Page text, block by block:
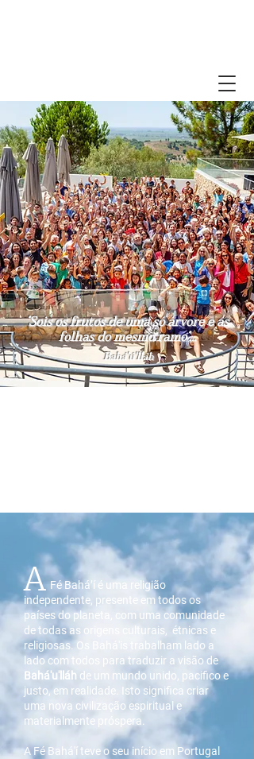
"Sois os frutos de uma só árvore e as
folhas do mesmo ramo"...
Bahá'ú'lláh
A
Fé Bahá’í é uma religião
independente, presente em todos os
países do planeta, com uma comunidade
de todas as origens culturais, étnicas e
religiosas. Os Bahá'is trabalham lado a
lado com todos para traduzir a visão de
Bahá'u'lláh de um mundo unido, pacifico e
justo, em realidade. Isto significa criar
uma nova civilização espiritual e
materialmente próspera.
A Fé Bahá'í teve o seu início em Portugal